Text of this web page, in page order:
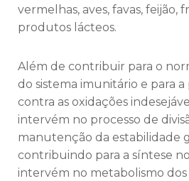
vermelhas, aves, favas, feijão,
produtos lácteos.
Além de contribuir para o
do sistema imunitário e para
contra as oxidações
intervém no processo de
manutenção da estabilidade
contribuindo para a síntese
intervém no metabolismo